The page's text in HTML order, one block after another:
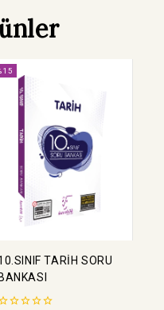
TARİH SORU
BANKASI